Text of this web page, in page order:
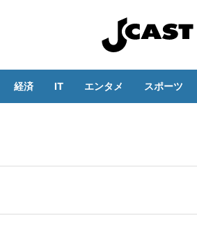
経済 IT エンタメ スポーツ